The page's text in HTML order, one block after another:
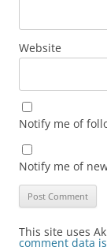
Website
Notify me of
Notify me of
This site uses
comment data